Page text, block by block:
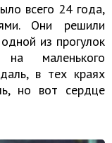
всего 24 года,
Они решили
из прогулок
на маленького
в тех краях
но вот сердце